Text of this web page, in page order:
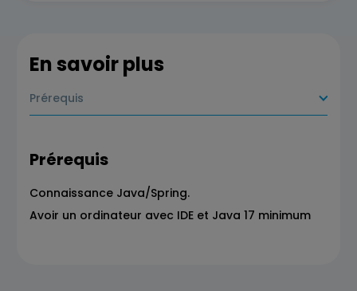
En savoir plus
Prérequis
Prérequis
Connaissance Java/Spring.
Avoir un ordinateur avec IDE et Java 17 minimum